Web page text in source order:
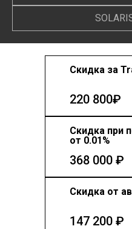
Скидка за
220 800₽
Скидка при
от 0.01%
368 000 ₽
Скидка от
147 200 ₽